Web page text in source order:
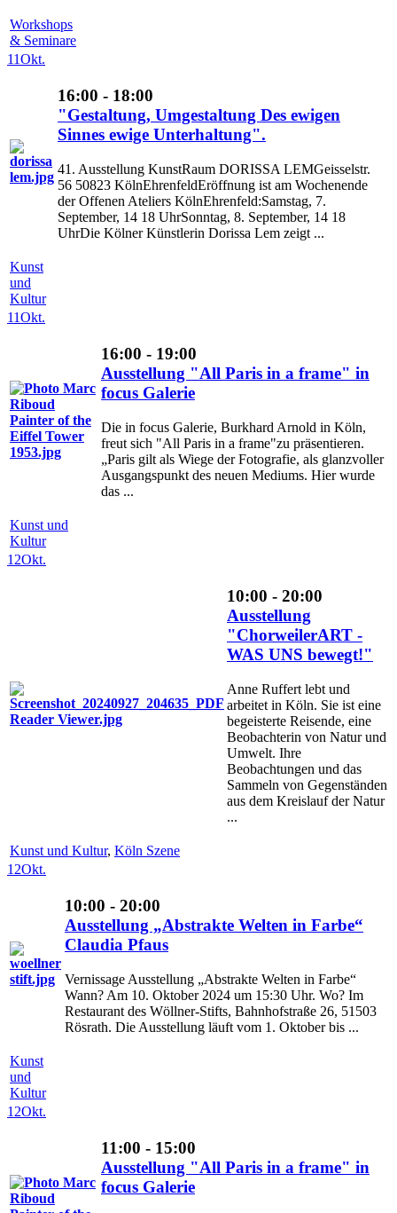
Workshops
& Seminare
11Okt.
16:00 - 18:00
"Gestaltung, Umgestaltung Des ewigen
Sinnes ewige Unterhaltung".
41. Ausstellung KunstRaum DORISSA LEMGeisselstr.
56 50823 KölnEhrenfeldEröffnung ist am Wochenende
der Offenen Ateliers KölnEhrenfeld:Samstag, 7.
September, 14 18 UhrSonntag, 8. September, 14 18
UhrDie Kölner Künstlerin Dorissa Lem zeigt ...
Kunst
und
Kultur
11Okt.
16:00 - 19:00
Ausstellung "All Paris in a frame" in
focus Galerie
Die in focus Galerie, Burkhard Arnold in Köln,
freut sich "All Paris in a frame"zu präsentieren.
„Paris gilt als Wiege der Fotografie, als glanzvoller
Ausgangspunkt des neuen Mediums. Hier wurde
das ...
Kunst und
Kultur
12Okt.
10:00 - 20:00
Ausstellung
"ChorweilerART -
WAS UNS bewegt!"
Anne Ruffert lebt und
arbeitet in Köln. Sie ist eine
begeisterte Reisende, eine
Beobachterin von Natur und
Umwelt. Ihre
Beobachtungen und das
Sammeln von Gegenständen
aus dem Kreislauf der Natur
...
Kunst und Kultur, Köln Szene
12Okt.
10:00 - 20:00
Ausstellung „Abstrakte Welten in Farbe“
Claudia Pfaus
Vernissage Ausstellung „Abstrakte Welten in Farbe“
Wann? Am 10. Oktober 2024 um 15:30 Uhr. Wo? Im
Restaurant des Wöllner-Stifts, Bahnhofstraße 26, 51503
Rösrath. Die Ausstellung läuft vom 1. Oktober bis ...
Kunst
und
Kultur
12Okt.
11:00 - 15:00
Ausstellung "All Paris in a frame" in
focus Galerie